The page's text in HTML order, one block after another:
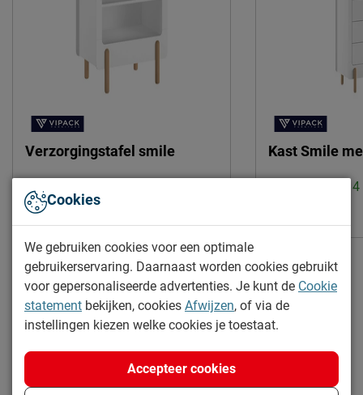
Leveranciersinformatie
8710, Wielsbeke, België
Verzorgingstafel smile
316.72
Kast Smile
Levertijd: 2 tot
Cookies
We gebruiken cookies voor een optimale
gebruikerservaring. Daarnaast worden cookies gebruikt
voor gepersonaliseerde advertenties. Je kunt de Cookie
statement bekijken, cookies Afwijzen, of via de
instellingen kiezen welke cookies je toestaat.
Accepteer cookies